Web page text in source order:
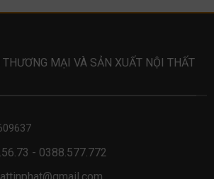
THƯƠNG MẠI VÀ SẢN XUẤT NỘI THẤT
- 0388.577.772